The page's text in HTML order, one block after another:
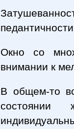
Окно со
внимании к
В общем-то
состоянии